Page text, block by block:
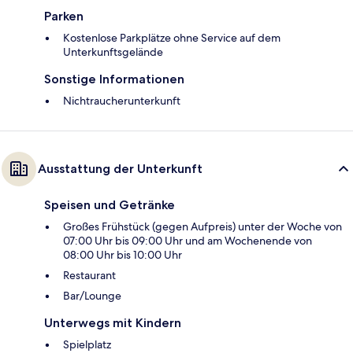
Parken
Kostenlose Parkplätze ohne Service auf dem
Unterkunftsgelände
Sonstige Informationen
Nichtraucherunterkunft
Ausstattung der Unterkunft
Speisen und Getränke
Großes Frühstück (gegen Aufpreis) unter der Woche von
07:00 Uhr bis 09:00 Uhr und am Wochenende von
08:00 Uhr bis 10:00 Uhr
Restaurant
Bar/Lounge
Unterwegs mit Kindern
Spielplatz